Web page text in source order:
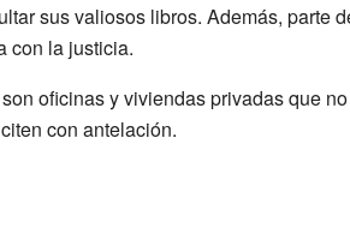
sus valiosos libros. Además, parte
con la justicia.
oficinas y viviendas privadas que
con antelación.